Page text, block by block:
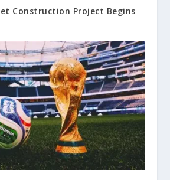
Construction Project Begins